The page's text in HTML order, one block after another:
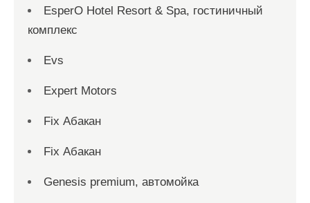
EsperO Hotel Resort & Spa, гостиничный
комплекс
Evs
Expert Motors
Fix Абакан
Fix Абакан
Genesis premium, автомойка